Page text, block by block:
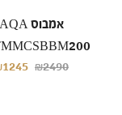
אמבוס AQA
₪2490